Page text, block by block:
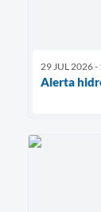
29 JUL 2026
Alerta